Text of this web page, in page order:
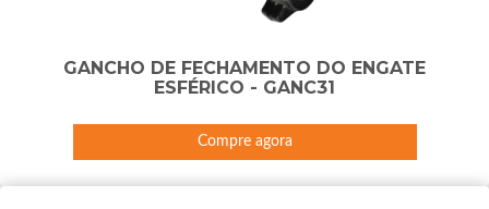
GANCHO DE FECHAMENTO DO ENGATE
ESFÉRICO - GANC31
Compre agora